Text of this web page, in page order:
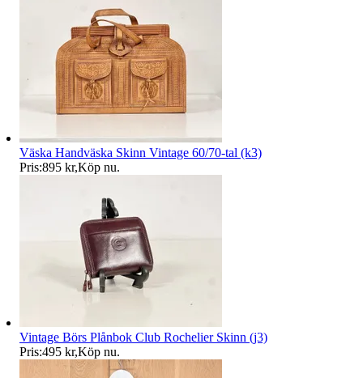
Väska Handväska Skinn Vintage 60/70-tal (k3)
Pris:895 kr,Köp nu.
Vintage Börs Plånbok Club Rochelier Skinn (j3)
Pris:495 kr,Köp nu.